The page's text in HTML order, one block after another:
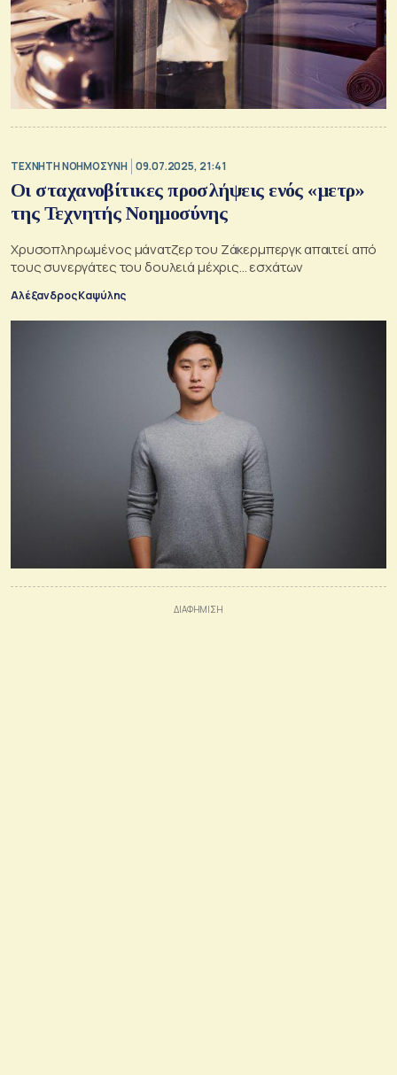
TΕΧΝΗΤΗ ΝΟΗΜΟΣΥΝΗ 09.07.2025, 21:41
Οι σταχανοβίτικες προσλήψεις ενός «μετρ»
της Τεχνητής Νοημοσύνης
Χρυσοπληρωμένος μάνατζερ του Ζάκερμπεργκ απαιτεί από
τους συνεργάτες του δουλειά μέχρις... εσχάτων
Αλέξανδρος Καψύλης